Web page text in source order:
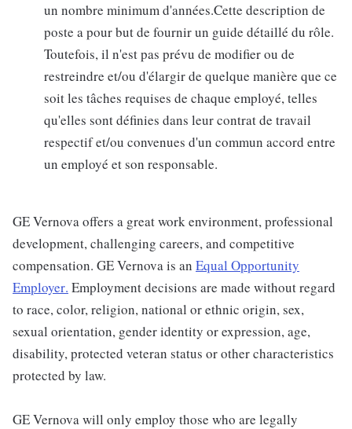
un nombre minimum d'années.Cette description de
poste a pour but de fournir un guide détaillé du rôle.
Toutefois, il n'est pas prévu de modifier ou de
restreindre et/ou d'élargir de quelque manière que ce
soit les tâches requises de chaque employé, telles
qu'elles sont définies dans leur contrat de travail
respectif et/ou convenues d'un commun accord entre
un employé et son responsable.
GE Vernova offers a great work environment, professional
development, challenging careers, and competitive
compensation. GE Vernova is an Equal Opportunity
Employer. Employment decisions are made without regard
to race, color, religion, national or ethnic origin, sex,
sexual orientation, gender identity or expression, age,
disability, protected veteran status or other characteristics
protected by law.
GE Vernova will only employ those who are legally